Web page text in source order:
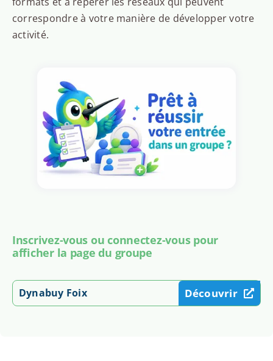
correspondre à votre manière de développer votre
activité.
Inscrivez-vous ou connectez-vous pour
afficher la page du groupe
Dynabuy Foix Découvrir